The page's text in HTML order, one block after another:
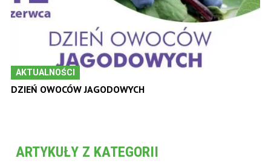
AKTUALNOŚCI
DZIEŃ OWOCÓW JAGODOWYCH
ARTYKUŁY Z KATEGORII